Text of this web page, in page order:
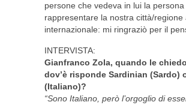
persone che vedeva in lui la
rappresentare la nostra città/regione
internazionale: mi ringraziò per il
INTERVISTA:
Gianfranco Zola, quando le
dov’è risponde Sardinian (Sardo)
(Italiano)?
“Sono Italiano, però l’orgoglio di